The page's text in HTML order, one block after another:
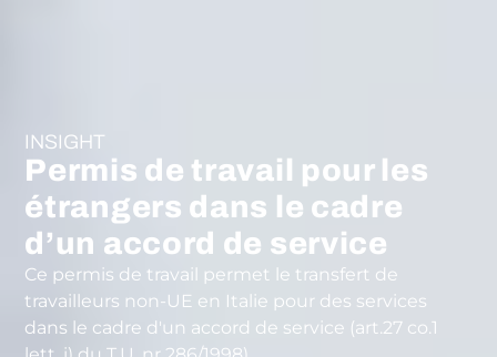
INSIGHT
Permis de travail pour les
étrangers dans le cadre
d’un accord de service
Ce permis de travail permet le transfert de
travailleurs non-UE en Italie pour des services
dans le cadre d'un accord de service (art.27 co.1